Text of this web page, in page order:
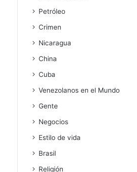
Petróleo
Crimen
Nicaragua
China
Cuba
Venezolanos en el Mundo
Gente
Negocios
Estilo de vida
Brasil
Religión